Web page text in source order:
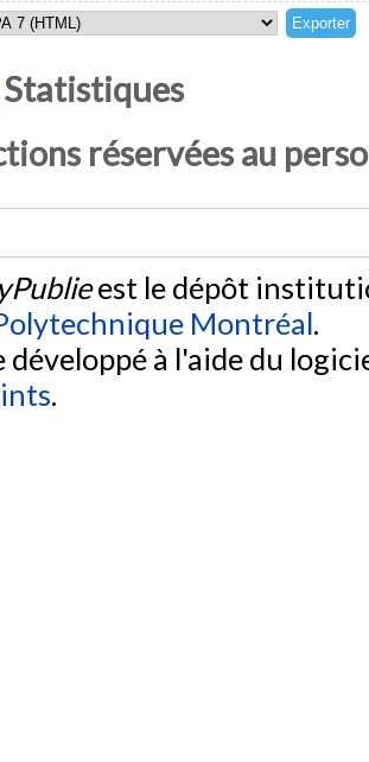
Statistiques
réservées au
est le dépôt
Montréal.
développé à l'aide du
.